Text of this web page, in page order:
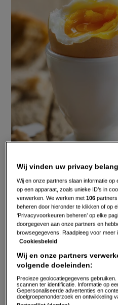
kooktijden
Hoe kook je het
1. Je kunt de eieren in koud
water kookt, de kookwekker
water koken? Het voordeel
barst door het
2. Je doet de eieren dan pas
Wij vinden uw privacy
Wij en onze partners slaan informatie op
op een apparaat, zoals unieke ID’s in
verwerken. We werken met106
beheren door hieronder te klikken of op
‘Privacyvoorkeuren beheren’ op elke
doorgegeven aan onze partners en
browsegegevens. Raadpleeg voor meer
Cookiesbeleid
Wij en onze partners
volgende doeleinden:
Precieze geolocatiegegevens
scannen ter identificatie. Informatie op
Gepersonaliseerde advertenties en
doelgroepenonderzoek en ontwikkeling